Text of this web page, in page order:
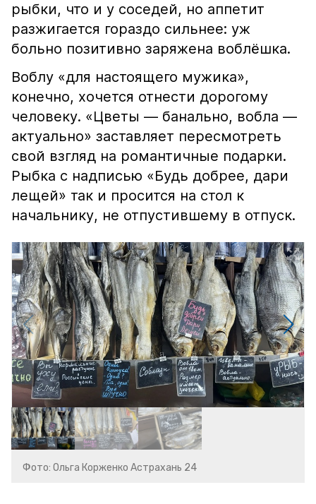
рыбки, что и у соседей, но аппетит
разжигается гораздо сильнее: уж
больно позитивно заряжена воблёшка.
Воблу «для настоящего мужика»,
конечно, хочется отнести дорогому
человеку. «Цветы — банально, вобла —
актуально» заставляет пересмотреть
свой взгляд на романтичные подарки.
Рыбка с надписью «Будь добрее, дари
лещей» так и просится на стол к
начальнику, не отпустившему в отпуск.
Фото: Ольга Корженко Астрахань 24